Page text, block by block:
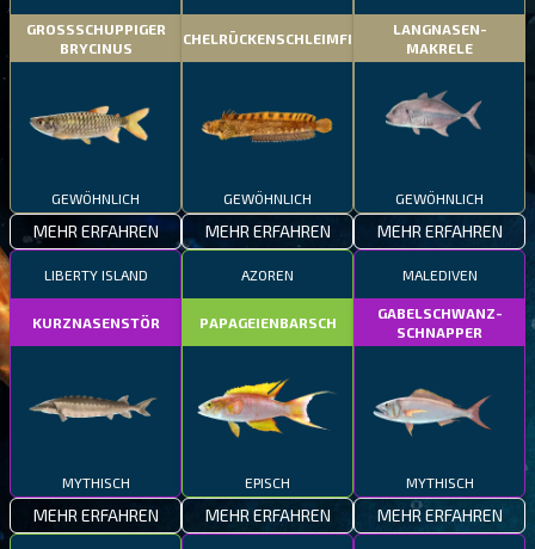
GROSSSCHUPPIGER
BRYCINUS
GEWÖHNLICH
MEHR ERFAHREN
STACHELRÜCKENSCHLEIMFISCH
GEWÖHNLICH
MEHR ERFAHREN
LANGNASEN-
MAKRELE
GEWÖHNLICH
MEHR ERFAHREN
LIBERTY ISLAND
KURZNASENSTÖR
MYTHISCH
MEHR ERFAHREN
AZOREN
PAPAGEIENBARSCH
EPISCH
MEHR ERFAHREN
MALEDIVEN
GABELSCHWANZ-
SCHNAPPER
MYTHISCH
MEHR ERFAHREN